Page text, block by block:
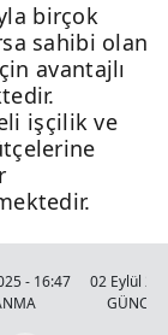
birçok
sahibi olan
avantajlı
işçilik ve
- 16:47
02 Eylül